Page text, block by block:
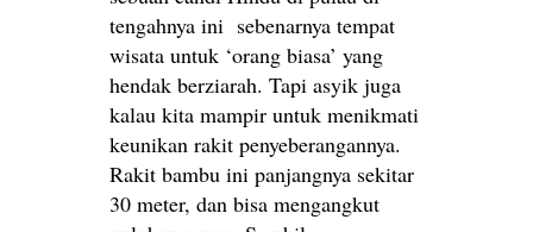
tengahnya ini sebenarnya tempat
wisata untuk ‘orang biasa’ yang
hendak berziarah. Tapi asyik juga
kalau kita mampir untuk menikmati
keunikan rakit penyeberangannya.
Rakit bambu ini panjangnya sekitar
30 meter, dan bisa mengangkut